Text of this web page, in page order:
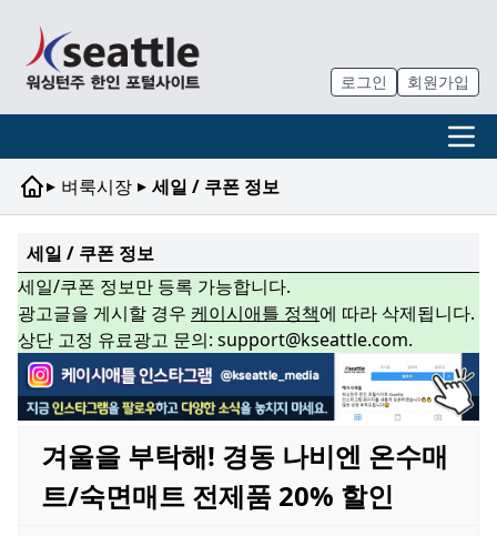
로그인 회원가입
▸ 벼룩시장 ▸ 세일 / 쿠폰 정보
세일 / 쿠폰 정보
세일/쿠폰 정보만 등록 가능합니다.
광고글을 게시할 경우 케이시애틀 정책에 따라 삭제됩니다.
상단 고정 유료광고 문의: support@kseattle.com.
겨울을 부탁해! 경동 나비엔 온수매
트/숙면매트 전제품 20% 할인